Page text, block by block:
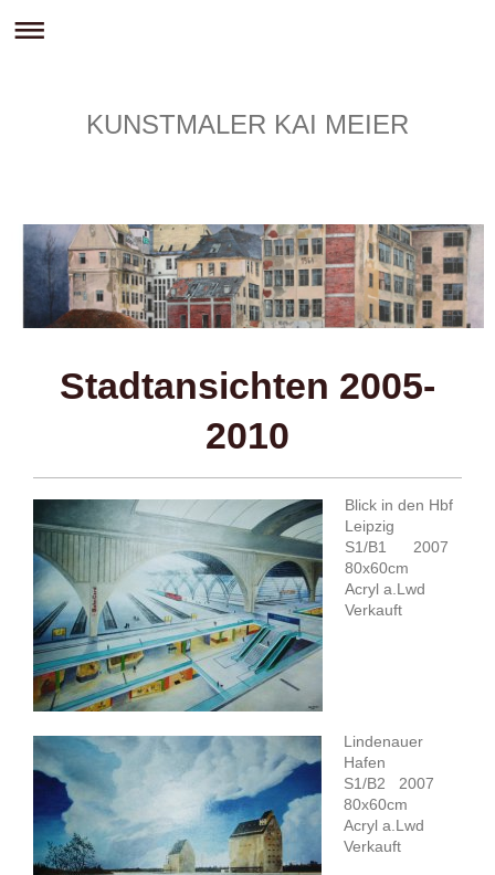
KUNSTMALER KAI MEIER
Stadtansichten 2005-
2010
Blick in den Hbf
Leipzig
S1/B1 2007
80x60cm
Acryl a.Lwd
Verkauft
Lindenauer
Hafen
S1/B2 2007
80x60cm
Acryl a.Lwd
Verkauft